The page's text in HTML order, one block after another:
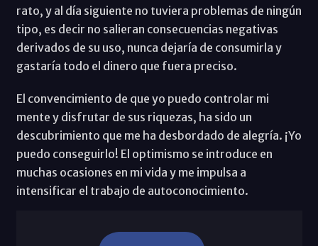
rato, y al día siguiente no tuviera problemas de ningún
tipo, es decir no salieran consecuencias negativas
derivados de su uso, nunca dejaría de consumirla y
gastaría todo el dinero que fuera preciso.
El convencimiento de que yo puedo controlar mi
mente y disfrutar de sus riquezas, ha sido un
descubrimiento que me ha desbordado de alegría. ¡Yo
puedo conseguirlo! El optimismo se introduce en
muchas ocasiones en mi vida y me impulsa a
intensificar el trabajo de autoconocimiento.